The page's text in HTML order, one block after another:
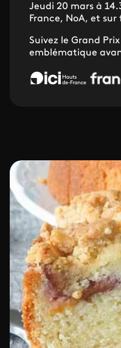
Jeudi 20 mars à
France, NoA, et
Suivez le Grand
emblématique